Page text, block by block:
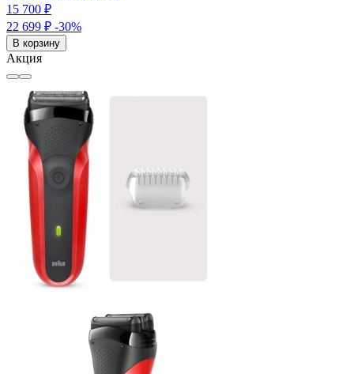
15 700 ₽
22 699 ₽ -30%
В корзину
Акция